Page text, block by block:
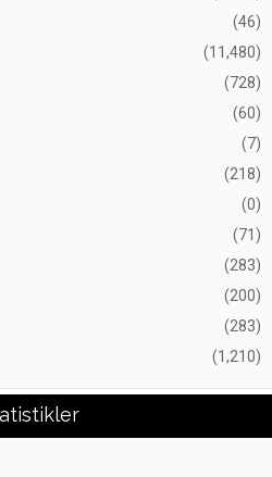
(46)
(11,480)
(728)
(60)
(7)
(218)
(0)
(71)
(283)
(200)
(283)
(1,210)